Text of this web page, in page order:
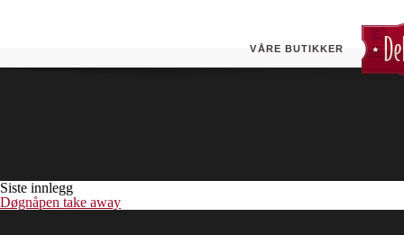
VÅRE BUTIKKER
Siste innlegg
Døgnåpen take away